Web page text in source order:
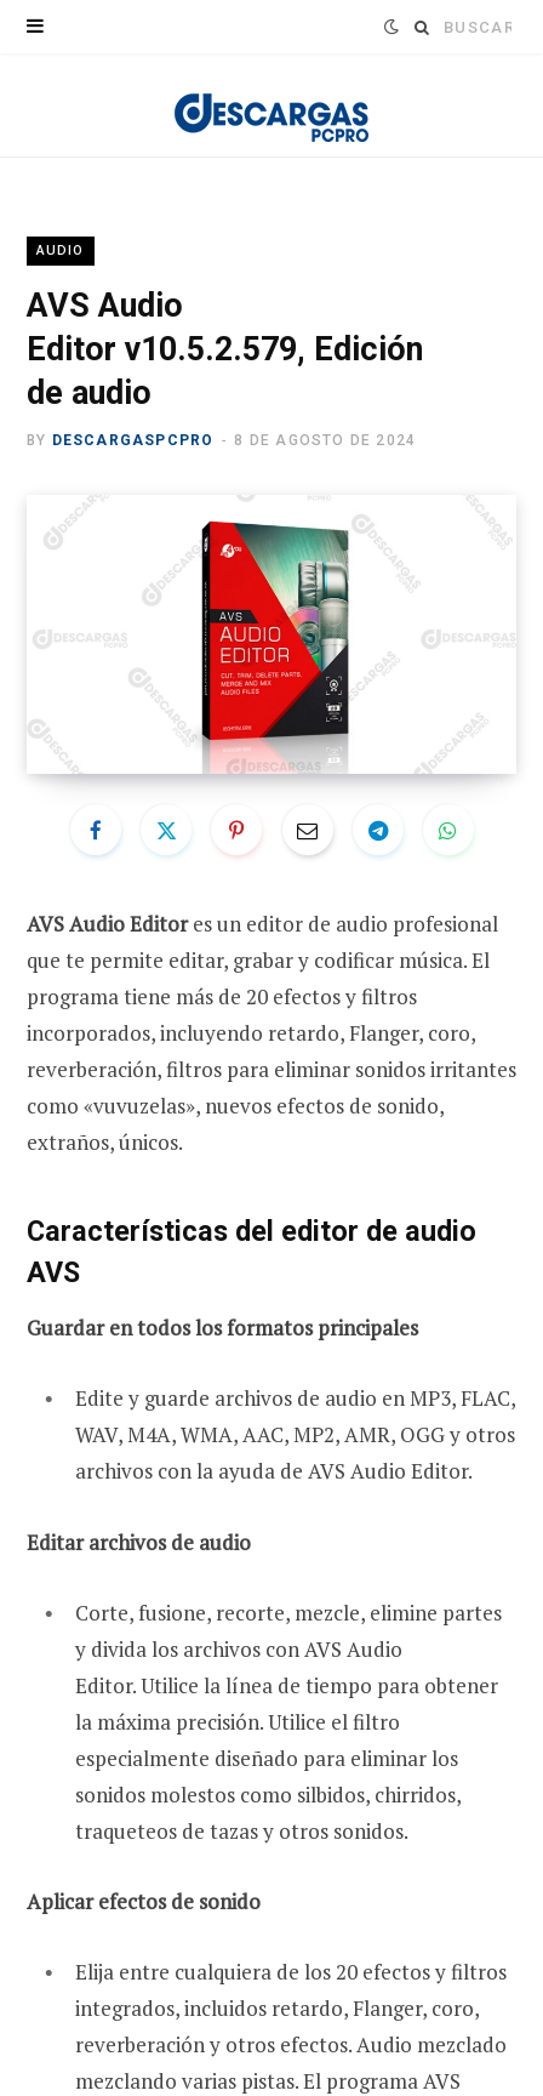
Buscar:
AUDIO
AVS Audio
Editor v10.5.2.579, Edición
de audio
BY DESCARGASPCPRO 8 DE AGOSTO DE 2024
AVS Audio Editores un editor de audio profesional
que te permite editar, grabar y codificar música. El
programa tiene más de 20 efectos y filtros
incorporados, incluyendo retardo, Flanger, coro,
reverberación, filtros para eliminar sonidos irritantes
como «vuvuzelas», nuevos efectos de sonido,
extraños, únicos.
Características del editor de audio
AVS
Guardar en todos los formatos principales
Edite y guarde archivos de audio en MP3, FLAC,
WAV, M4A, WMA, AAC, MP2, AMR, OGG y otros
archivos con la ayuda de AVS Audio Editor.
Editar archivos de audio
Corte, fusione, recorte, mezcle, elimine partes
y divida los archivos con AVS Audio
Editor. Utilice la línea de tiempo para obtener
la máxima precisión. Utilice el filtro
especialmente diseñado para eliminar los
sonidos molestos como silbidos, chirridos,
traqueteos de tazas y otros sonidos.
Aplicar efectos de sonido
Elija entre cualquiera de los 20 efectos y filtros
integrados, incluidos retardo, Flanger, coro,
reverberación y otros efectos. Audio mezclado
mezclando varias pistas. El programa AVS